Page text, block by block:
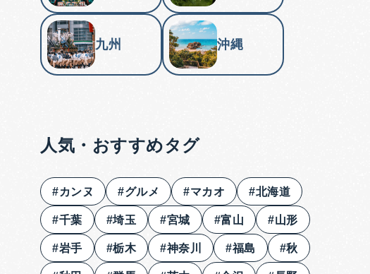
九州 沖縄
人気・おすすめタグ
#カンヌ #グルメ #マカオ #北海道
#千葉 #埼玉 #宮城 #富山 #山形
#岩手 #栃木 #神奈川 #福島 #秋